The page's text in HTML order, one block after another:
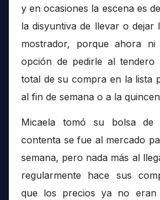
y en ocasiones la escena es
la disyuntiva de llevar o dejar
mostrador, porque ahora ni
opción de pedirle al tendero
total de su compra en la lista
al fin de semana o a la
Micaela tomó su bolsa de
contenta se fue al mercado
semana, pero nada más al
regularmente hace sus
que los precios ya no